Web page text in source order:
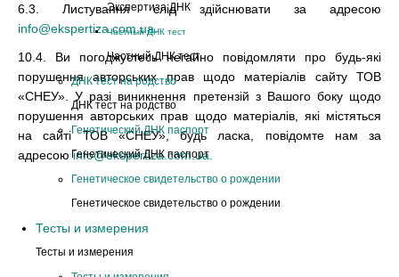
Экспертиза ДНК
Частный ДНК тест
Частный ДНК тест
ДНК тест на родство
ДНК тест на родство
Генетический ДНК паспорт
Генетический ДНК паспорт
Генетическое свидетельство о рождении
Генетическое свидетельство о рождении
Тесты и измерения
Тесты и измерения
6.3. Листування слід здійснювати за адресою
info@ekspertiza.com.ua.
10.4. Ви погоджуєтесь негайно повідомляти про будь-які
порушення авторських прав щодо матеріалів сайту ТОВ
«СНЕУ». У разі виникнення претензій з Вашого боку щодо
порушення авторських прав щодо матеріалів, які містяться
на сайті ТОВ «СНЕУ», будь ласка, повідомте нам за
адресоюinfo@ekspertiza.com.ua.